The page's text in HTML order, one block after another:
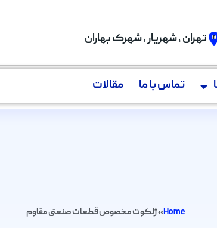
تهران , شهریار , شهرک بهاران
تماس با ما مقالات
Home
»ژلکوت مخصوص قطعات صنعتی مقاوم